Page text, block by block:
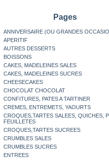
Pages
ANNIVERSAIRE (OU GRANDES
APERITIF
AUTRES DESSERTS
BOISSONS
CAKES, MADELEINES SALES
CAKES, MADELEINES SUCRES
CHEESECAKES
CHOCOLAT CHOCOLAT
CONFITURES, PATES A TARTINER
CREMES, ENTREMETS, YAOURTS
CROQUES,TARTES SALEES, QUICHES,
FEUILLETES
CROQUES,TARTES SUCREES
CRUMBLES SALES
CRUMBLES SUCRES
ENTREES